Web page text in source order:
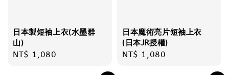
日本製短袖上衣(水墨群
山)
Regular
NT$ 1,080
日本魔術亮片短袖上衣
(日本JR授權)
Regular
NT$ 1,080